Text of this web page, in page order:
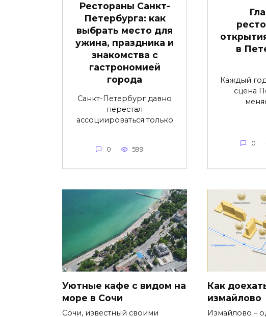
Рестораны Санкт-
Петербурга: как
выбрать место для
ужина, праздника и
знакомства с
гастрономией
города
Санкт-Петербург давно
перестал
ассоциироваться только
0 599
в
Каждый
сцена
0
Уютные кафе с видом на
море в Сочи
Сочи, известный своими
Как
измайлово
Измайлово –